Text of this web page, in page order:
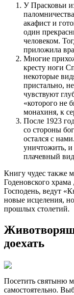
У Прасковьи
акафист и
один
человеком.
приложила
Многие
кресту ноги
некоторые
пристально,
чувствуют
«которого не
монахиня, к
После 1923
со стороны
остался с
уничтожить, и
плачевный
Книгу чудес также
Годеновского
Господень, ведут
новые исцеления,
прошлых столетий.
доехать
Посетить святыню
самостоятельно.